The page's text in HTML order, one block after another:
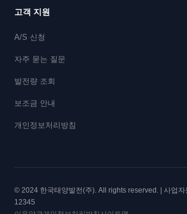
고객 지원
A/S 신청
자주 묻는 질문
발전량 조회
보조금 안내
개인정보처리방침
© 2024 한국태양발전(주). All rights reserved. | 사업
12345